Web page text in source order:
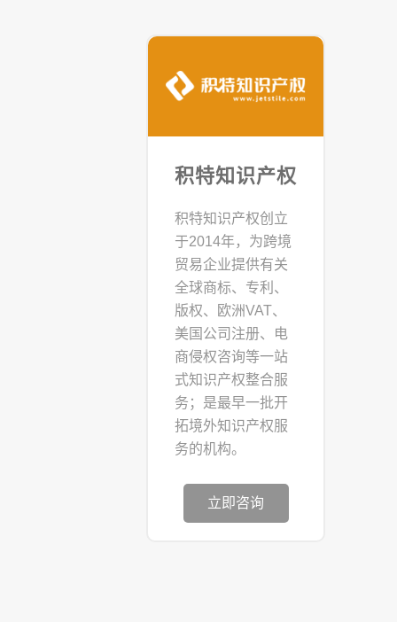
积特知识产权
积特知识产权创立
于2014年，为跨境
贸易企业提供有关
全球商标、专利、
版权、欧洲VAT、
美国公司注册、电
商侵权咨询等一站
式知识产权整合服
务；是最早一批开
拓境外知识产权服
务的机构。
立即咨询